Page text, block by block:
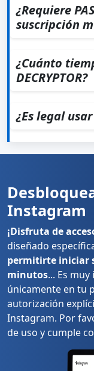
del dinero de 30
aplicación sin
para obtener un
¿Requiere
suscripción
Es una compra
¿Cuánto
DECRYPTOR?
pago. No hay
la aplicación.
¿Es legal usar
Es fundamental
Instagram
¡Disfruta de
diseñado
permitirte iniciar
minutos... Es
únicamente en tu
autorización
Instagram. Por
de uso y cumple